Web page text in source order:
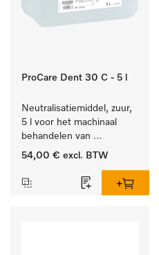
ProCare Dent 30 C - 5 l
Neutralisatiemiddel, zuur,
5 l voor het machinaal
behandelen van
tandheelkundige- en
54,00 € excl. BTW